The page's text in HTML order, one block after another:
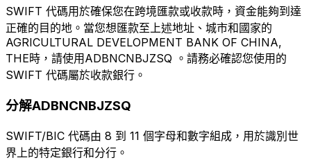
SWIFT 代碼用於確保您在跨境匯款或收款時，資金能夠到達
正確的目的地。當您想匯款至上述地址、城市和國家的
AGRICULTURAL DEVELOPMENT BANK OF CHINA,
THE時，請使用ADBNCNBJZSQ 。請務必確認您使用的
SWIFT 代碼屬於收款銀行。
分解ADBNCNBJZSQ
SWIFT/BIC 代碼由 8 到 11 個字母和數字組成，用於識別世
界上的特定銀行和分行。